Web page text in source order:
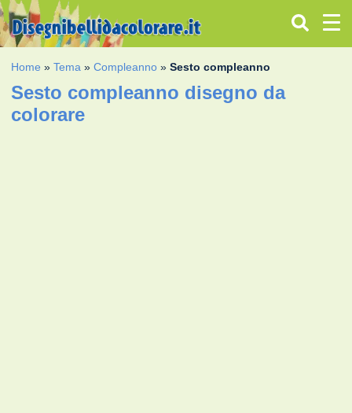
Home »Tema »Compleanno »Sesto compleanno
Sesto compleanno disegno da
colorare